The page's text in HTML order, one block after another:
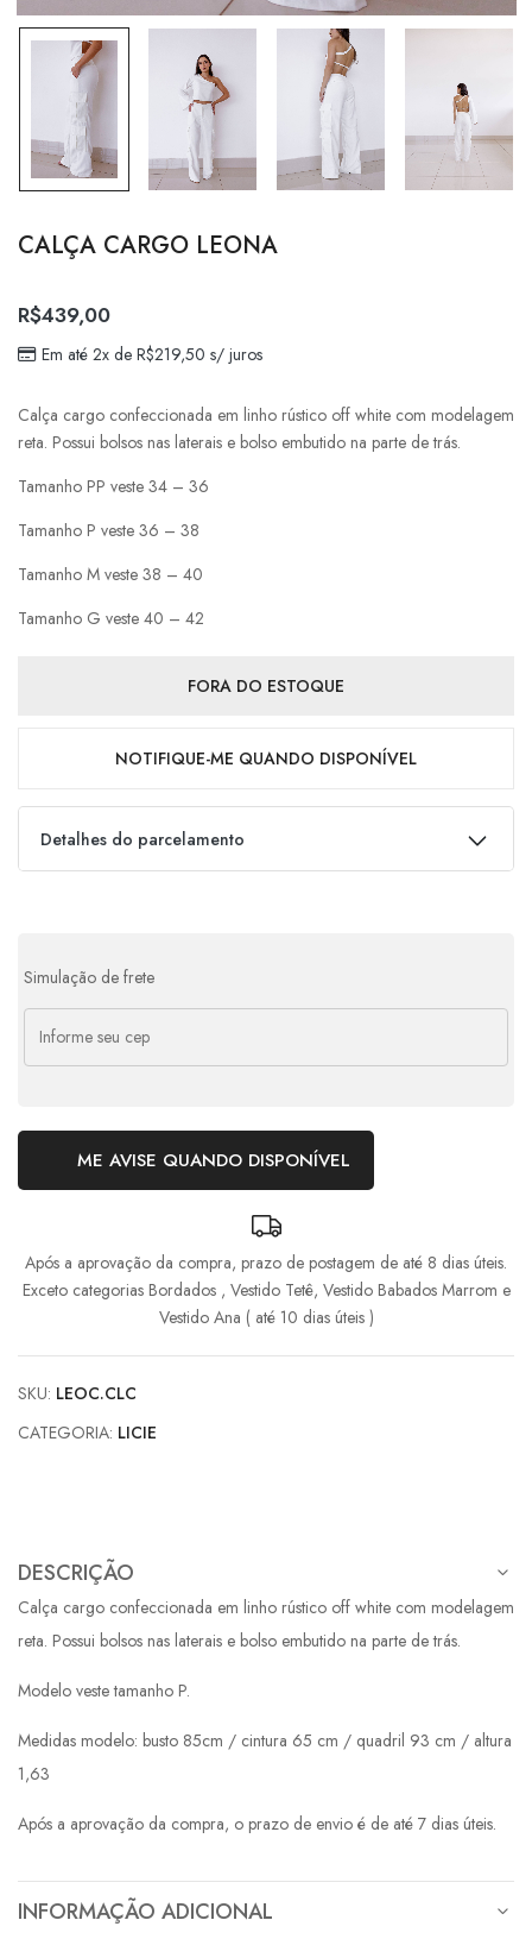
CALÇA CARGO LEONA
R$439,00
Em até 2x de R$219,50 s/ juros
Calça cargo confeccionada em linho rústico off white com modelagem
reta. Possui bolsos nas laterais e bolso embutido na parte de trás.
Tamanho PP veste 34 – 36
Tamanho P veste 36 – 38
Tamanho M veste 38 – 40
Tamanho G veste 40 – 42
FORA DO ESTOQUE
NOTIFIQUE-ME QUANDO DISPONÍVEL
Detalhes do parcelamento
1x deR$439,00
2x de
Simulação de frete
ME AVISE QUANDO DISPONÍVEL
Após a aprovação da compra, prazo de postagem de até 8 dias úteis.
Exceto categorias Bordados , Vestido Tetê, Vestido Babados Marrom e
Vestido Ana ( até 10 dias úteis )
SKU: LEOC.CLC
CATEGORIA: LICIE
DESCRIÇÃO
Calça cargo confeccionada em linho rústico off white com modelagem
reta. Possui bolsos nas laterais e bolso embutido na parte de trás.
Modelo veste tamanho P.
Medidas modelo: busto 85cm / cintura 65 cm / quadril 93 cm / altura
1,63
Após a aprovação da compra, o prazo de envio é de até 7 dias úteis.
INFORMAÇÃO ADICIONAL